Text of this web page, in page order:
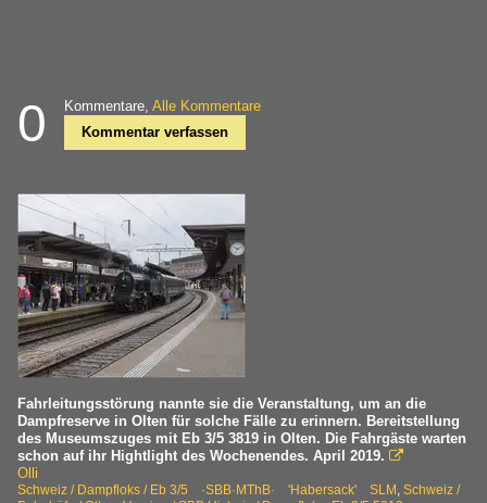
0 Kommentare, Alle Kommentare
Kommentar verfassen
Fahrleitungsstörung nannte sie die Veranstaltung, um an die
Dampfreserve in Olten für solche Fälle zu erinnern. Bereitstellung
des Museumszuges mit Eb 3/5 3819 in Olten. Die Fahrgäste warten
schon auf ihr Hightlight des Wochenendes. April 2019. 
Olli
Schweiz / Dampfloks / Eb 3/5 ·SBB·MThB· 'Habersack' SLM Schweiz /